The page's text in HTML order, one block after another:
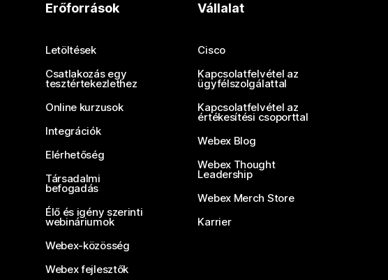
Erőforrások
Letöltések
Csatlakozás egy
tesztértekezlethez
Online kurzusok
Integrációk
Elérhetőség
Társadalmi
befogadás
Élő és igény szerinti
webináriumok
Webex-közösség
Webex fejlesztők
Vállalat
Cisco
Kapcsolatfelvétel az
ügyfélszolgálattal
Kapcsolatfelvétel az
értékesítési csoporttal
Webex Blog
Webex Thought
Leadership
Webex Merch Store
Karrier